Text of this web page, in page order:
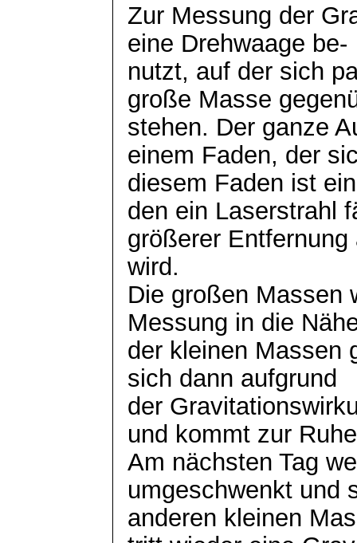
Zur Messung der
eine Drehwaage be-
nutzt, auf der sich
große Masse
stehen. Der ganze
einem Faden, der
diesem Faden ist
den ein Laserstrahl
größerer
wird.
Die großen Massen
Messung in die
der kleinen Massen
sich dann aufgrund
der
und kommt zur
Am nächsten Tag
umgeschwenkt und
anderen kleinen